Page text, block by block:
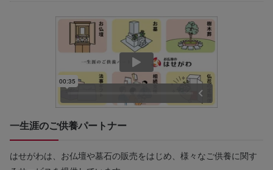
一生涯のご供養パートナー
はせがわは、お仏壇や墓石の販売をはじめ、様々なご供養に関す